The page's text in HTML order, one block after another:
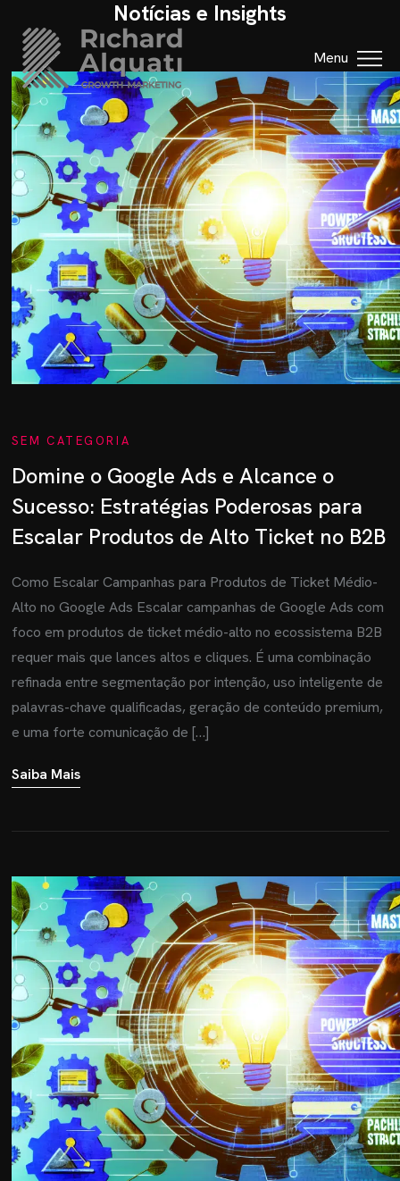
Menu
Notícias e Insights
SEM CATEGORIA
Domine o Google Ads e Alcance o
Sucesso: Estratégias Poderosas para
Escalar Produtos de Alto Ticket no B2B
Como Escalar Campanhas para Produtos de Ticket Médio-
Alto no Google Ads Escalar campanhas de Google Ads com
foco em produtos de ticket médio-alto no ecossistema B2B
requer mais que lances altos e cliques. É uma combinação
refinada entre segmentação por intenção, uso inteligente de
palavras-chave qualificadas, geração de conteúdo premium,
e uma forte comunicação de […]
Saiba Mais